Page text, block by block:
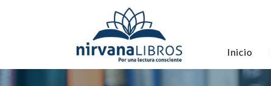
Inicio